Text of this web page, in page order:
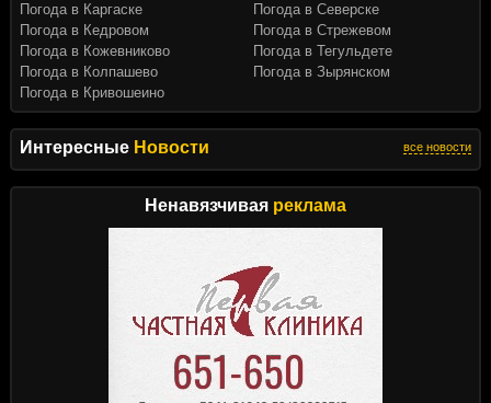
Интересные Новости все новости
Ненавязчивая реклама
Погода в Каргаске
Погода в Кедровом
Погода в Кожевниково
Погода в Колпашево
Погода в Кривошеино
Погода в Северске
Погода в Стрежевом
Погода в Тегульдете
Погода в Зырянском